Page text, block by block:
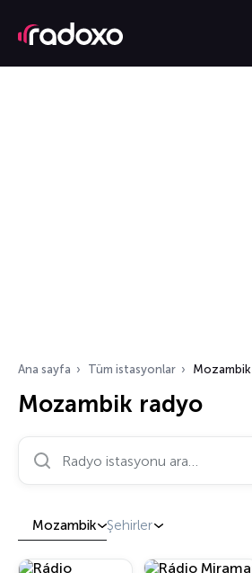
Ana sayfa Tüm istasyonlar Mozambik
Mozambik radyo
Radyo istasyonu ara…
Mozambik Şehirler